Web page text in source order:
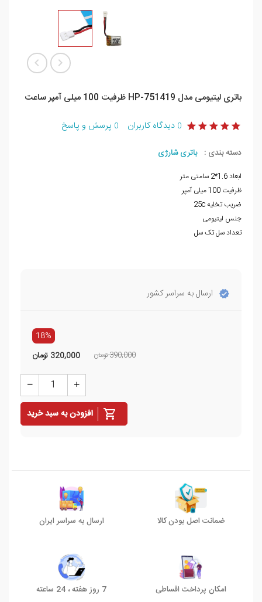
باتری لیتیومی مدل HP-751419 ظرفیت 100 میلی آمپر ساعت
0 دیدگاه کاربران 0 پرسش و پاسخ
دسته بندی : باتری شارژی
ابعاد 1.6*2 سامتی متر
ظرفیت 100 میلی آمپر
ضریب تخلیه 25c
جنس لیتیومی
تعداد سل تک سل
ارسال به سراسر کشور
18%
390,000 تومان 320,000 تومان
افزودن به سبد خرید
ضمانت اصل بودن کالا ارسال به سراسر ایران
امکان پرداخت اقساطی 7 روز هفته ، 24 ساعته